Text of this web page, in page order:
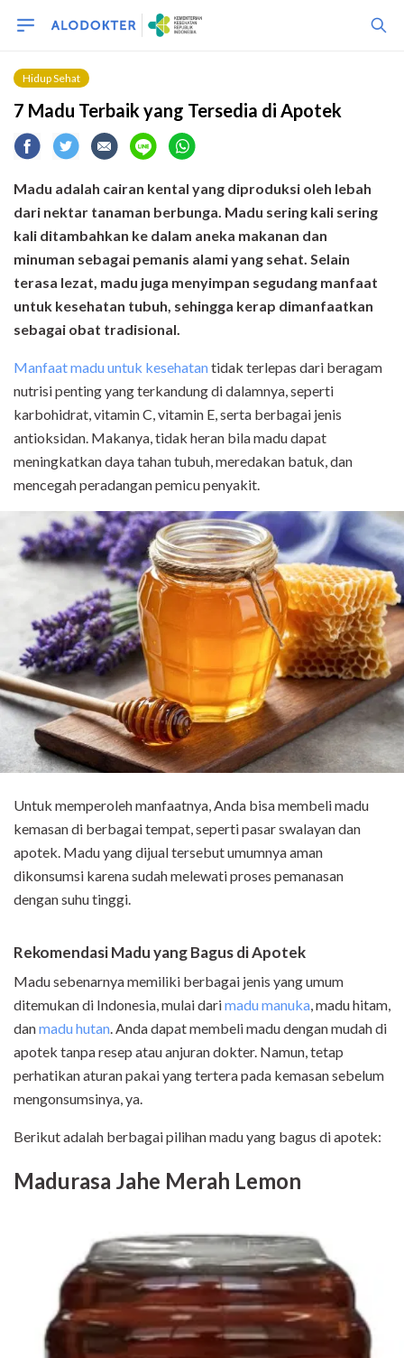
Hidup Sehat
7 Madu Terbaik yang Tersedia di Apotek
Madu adalah cairan kental yang diproduksi oleh lebah
dari nektar tanaman berbunga. Madu sering kali sering
kali ditambahkan ke dalam aneka makanan dan
minuman sebagai pemanis alami yang sehat. Selain
terasa lezat, madu juga menyimpan segudang manfaat
untuk kesehatan tubuh, sehingga kerap dimanfaatkan
sebagai obat tradisional.
Manfaat madu untuk kesehatantidak terlepas dari beragam
nutrisi penting yang terkandung di dalamnya, seperti
karbohidrat, vitamin C, vitamin E, serta berbagai jenis
antioksidan. Makanya, tidak heran bila madu dapat
meningkatkan daya tahan tubuh, meredakan batuk, dan
mencegah peradangan pemicu penyakit.
Untuk memperoleh manfaatnya, Anda bisa membeli madu
kemasan di berbagai tempat, seperti pasar swalayan dan
apotek. Madu yang dijual tersebut umumnya aman
dikonsumsi karena sudah melewati proses pemanasan
dengan suhu tinggi.
Rekomendasi Madu yang Bagus di Apotek
Madu sebenarnya memiliki berbagai jenis yang umum
ditemukan di Indonesia, mulai darimadu manuka , madu hitam,
danmadu hutan . Anda dapat membeli madu dengan mudah di
apotek tanpa resep atau anjuran dokter. Namun, tetap
perhatikan aturan pakai yang tertera pada kemasan sebelum
mengonsumsinya, ya.
Berikut adalah berbagai pilihan madu yang bagus di apotek:
Madurasa Jahe Merah Lemon